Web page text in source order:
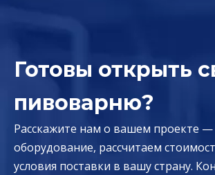
Готовы открыть
пивоварню?
Расскажите нам о вашем проекте
оборудование, рассчитаем
условия поставки в вашу страну.